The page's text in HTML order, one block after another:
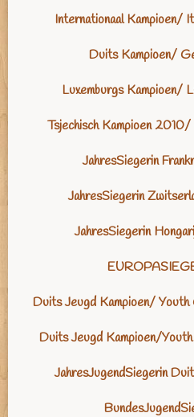
Internationaal Kampioen/
Duits Kampioen/
Luxemburgs Kampioen/
Tsjechisch Kampioen
JahresSiegerin
JahresSiegerin
JahresSiegerin
Duits Jeugd Kampioen/ Youth
Duits Jeugd Kampioen/
JahresJugendSiegerin